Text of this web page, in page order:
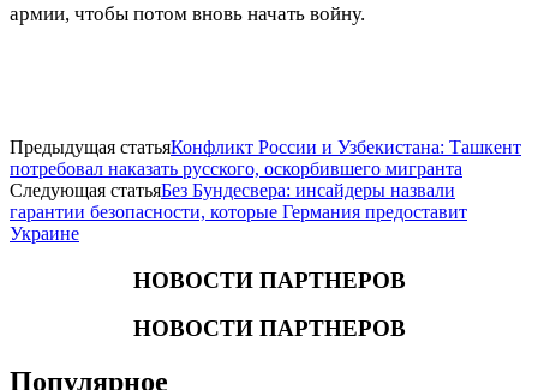
армии, чтобы потом вновь начать войну.
Предыдущая статьяКонфликт России и Узбекистана: Ташкент
потребовал наказать русского, оскорбившего мигранта
Следующая статьяБез Бундесвера: инсайдеры назвали
гарантии безопасности, которые Германия предоставит
Украине
НОВОСТИ ПАРТНЕРОВ
НОВОСТИ ПАРТНЕРОВ
Популярное